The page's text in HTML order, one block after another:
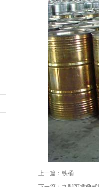
上一篇：铁桶